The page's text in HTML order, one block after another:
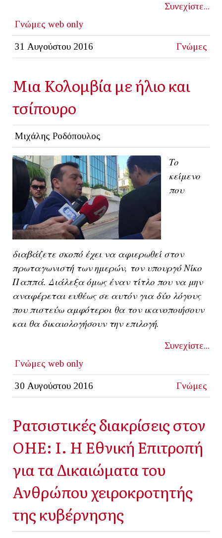
Συνεχίστε...
Γνώμες web only
31 Αυγούστου 2016 Γνώμες
Μια Κολομβία με ήλιο και
τσίπουρο
Μιχάλης Ροδόπουλος
Το
κείμενο
που
διαβάζετε σκοπό έχει να αφιερωθεί στον
πρωταγωνιστή των ημερών, τον υπουργό Νίκο
Παππά. Διάλεξα όμως έναν τίτλο που να μην
αναφέρεται ευθέως σε αυτόν για δύο λόγους
που πιστεύω αμφότεροι θα τον ικανοποιήσουν
και θα δικαιολογήσουν την επιλογή.
Συνεχίστε...
Γνώμες web only
30 Αυγούστου 2016 Γνώμες
Ρατσιστικές διακρίσεις στον
ΟΗΕ: Ι. Η Εθνική Επιτροπή
για τα Δικαιώματα του
Ανθρώπου χειροκροτητής
της κυβέρνησης